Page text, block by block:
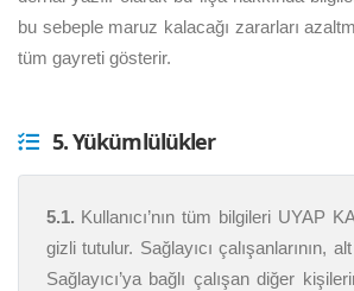
bu sebeple maruz kalacağı zararları
tüm gayreti gösterir.
5. Yükümlülükler
5.1. Kullanıcı’nın tüm bilgileri UYAP
gizli tutulur. Sağlayıcı çalışanlarının,
Sağlayıcı’ya bağlı çalışan diğer